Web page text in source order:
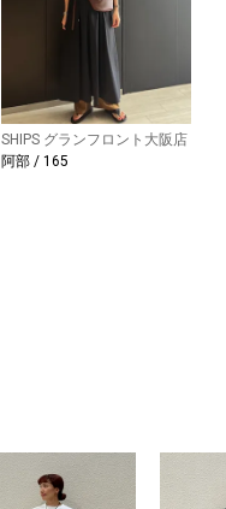
SHIPS グランフロント大阪店
阿部 / 165